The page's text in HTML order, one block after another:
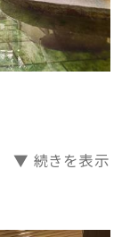
▼ 続きを表示